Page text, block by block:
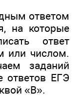
ответом
на которые
ответ
или числом.
заданий
ответов ЕГЭ
«В».